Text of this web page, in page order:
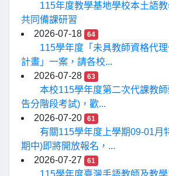
115年度教學基地學校本土語
共同備課研習
2026-07-18
64
115學年度「未具教師資格代
計畫」一案，請各校...
2026-07-28
63
本校115學年度第二次代課教
告分階段考試)，歡...
2026-07-20
61
有關115學年度上學期09-01月
期中)即將開放報名，...
2026-07-27
61
115學年度臺灣手語教師及教